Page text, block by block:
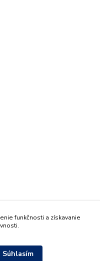
funkčnosti a získavanie
Súhlasím